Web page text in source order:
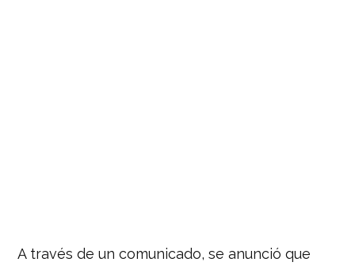
A través de un comunicado, se anunció que